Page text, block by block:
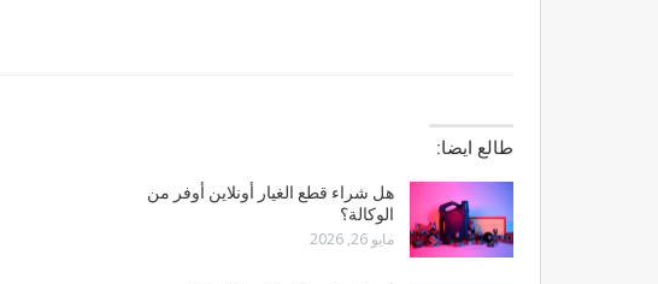
طالع ايضا:
هل شراء قطع الغيار أونلاين أوفر من
الوكالة؟
مايو 26, 2026